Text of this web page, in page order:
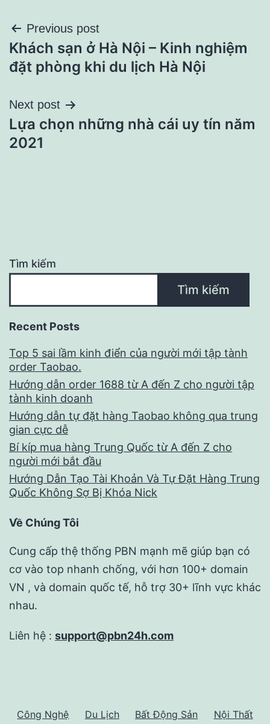
Điều
hướng
viết
Previous post
Khách sạn ở Hà Nội – Kinh nghiệm
đặt phòng khi du lịch Hà Nội
Next post
Lựa chọn những nhà cái uy tín năm
2021
Tìm kiếm
Tìm kiếm
Recent Posts
Top 5 sai lầm kinh điển của người mới tập tành
order Taobao.
Hướng dẫn order 1688 từ A đến Z cho người tập
tành kinh doanh
Hướng dẫn tự đặt hàng Taobao không qua trung
gian cực dễ
Bí kíp mua hàng Trung Quốc từ A đến Z cho
người mới bắt đầu
Hướng Dẫn Tạo Tài Khoản Và Tự Đặt Hàng Trung
Quốc Không Sợ Bị Khóa Nick
Về Chúng Tôi
Cung cấp thệ thống PBN mạnh mẽ giúp bạn có
cơ vào top nhanh chống, với hơn 100+ domain
VN , và domain quốc tế, hỗ trợ 30+ lĩnh vực khác
nhau.
Liên hệ : support@pbn24h.com
Công Nghệ Du Lịch Bất Động Sản Nội Thất